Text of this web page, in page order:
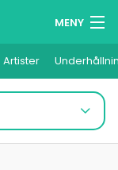
MENY
Artister